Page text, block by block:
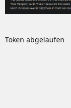
Token abgelaufen